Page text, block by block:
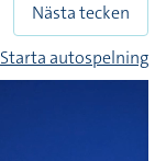
Nästa tecken
Starta autospelning